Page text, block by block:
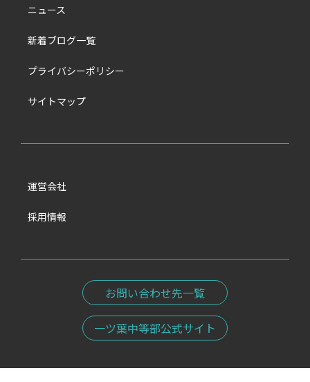
ニュース
新着ブログ一覧
プライバシーポリシー
サイトマップ
運営会社
採用情報
お問い合わせ先一覧
一ツ葉中等部公式サイト